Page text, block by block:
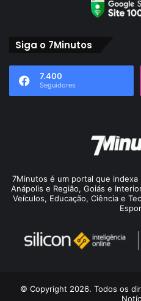
Siga o 7Minutos
7.400
Seguidores
7Minutos é um portal que
Anápolis e Região, Goiás e
Veículos, Educação, Ciência e
© Copyright 2026. Todos os